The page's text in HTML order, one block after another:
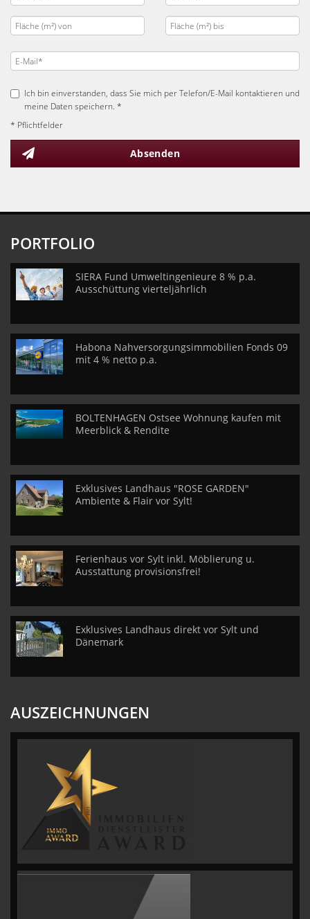
Ich bin einverstanden, dass Sie mich per Telefon/E-Mail kontaktieren und
meine Daten speichern. *
* Pflichtfelder
Absenden
PORTFOLIO
SIERA Fund Umweltingenieure 8 % p.a.
Ausschüttung vierteljährlich
Habona Nahversorgungsimmobilien Fonds 09
mit 4 % netto p.a.
BOLTENHAGEN Ostsee Wohnung kaufen mit
Meerblick & Rendite
Exklusives Landhaus "ROSE GARDEN"
Ambiente & Flair vor Sylt!
Ferienhaus vor Sylt inkl. Möblierung u.
Ausstattung provisionsfrei!
Exklusives Landhaus direkt vor Sylt und
Dänemark
AUSZEICHNUNGEN